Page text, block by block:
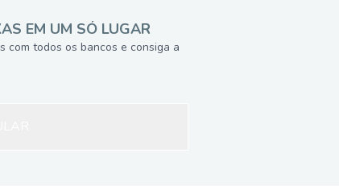
EM UM SÓ LUGAR
com todos os bancos e consiga a